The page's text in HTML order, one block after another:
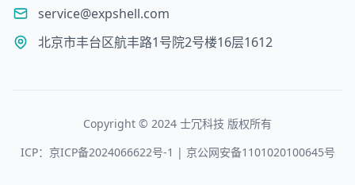
service@expshell.com
北京市丰台区航丰路1号院2号楼16层1612
Copyright © 2024 士冗科技 版权所有
ICP：京ICP备2024066622号-1 | 京公网安备1101020100645号